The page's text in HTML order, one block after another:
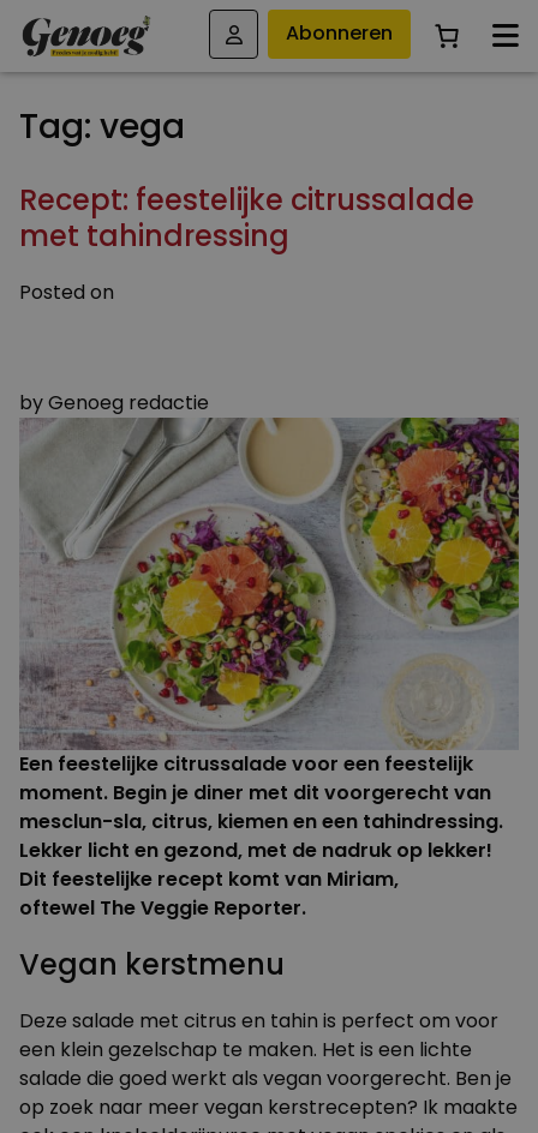
Abonneren
Tag: vega
Recept: feestelijke citrussalade
met tahindressing
Posted on
byGenoeg redactie
Een feestelijke citrussalade voor een feestelijk
moment. Begin je diner met dit voorgerecht van
mesclun-sla, citrus, kiemen en een tahindressing.
Lekker licht en gezond, met de nadruk op lekker!
Dit feestelijke recept komt van Miriam,
oftewel The Veggie Reporter.
Vegan kerstmenu
Deze salade met citrus en tahin is perfect om voor
een klein gezelschap te maken. Het is een lichte
salade die goed werkt als vegan voorgerecht. Ben je
op zoek naar meer vegan kerstrecepten? Ik maakte